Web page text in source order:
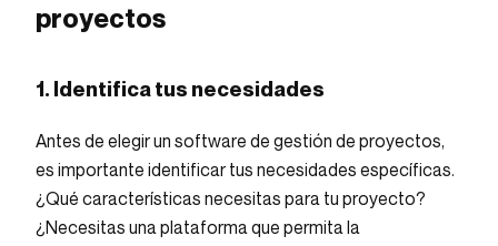
proyectos
1. Identifica tus necesidades
Antes de elegir un software de gestión de proyectos,
es importante identificar tus necesidades específicas.
¿Qué características necesitas para tu proyecto?
¿Necesitas una plataforma que permita la